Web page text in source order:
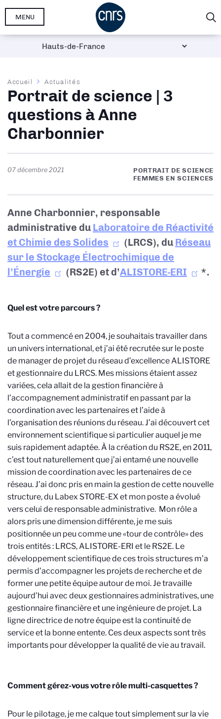
Aller
MENU
Fil
d'Ariane
Accueil Actualités
Portrait de science | 3
questions à Anne
Charbonnier
07 décembre 2021
PORTRAIT DE SCIENCE
FEMMES EN SCIENCES
Anne Charbonnier, responsable
administrative du Laboratoire de Réactivité
et Chimie des Solides
(LRCS), du Réseau
sur le Stockage Électrochimique de
l’Énergie
(RS2E) et d’ALISTORE-ERI *.
Quel est votre parcours ?
Tout a commencé en 2004, je souhaitais travailler dans
un univers international, et j’ai été recrutée sur le poste
de manager de projet du réseau d’excellence ALISTORE
et gestionnaire du LRCS. Mes missions étaient assez
variées, cela allait de la gestion financière à
l’accompagnement administratif en passant par la
coordination avec les partenaires et l’aide à
l’organisation des réunions du réseau. J’ai découvert cet
environnement scientifique si particulier auquel je me
suis rapidement adaptée. À la création du RS2E, en 2011,
c’est tout naturellement que j’ai entamé une nouvelle
mission de coordination avec les partenaires de ce
réseau. J’ai donc pris en main la gestion de cette nouvelle
structure, du Labex STORE-EX et mon poste a évolué
vers celui de responsable administrative. Mon rôle a
alors pris une dimension différente, je me suis
positionnée un peu comme une «tour de contrôle» des
trois entités : LRCS, ALISTORE-ERI et le RS2E. Le
développement scientifique de ces trois structures m’a
permis d’accompagner les projets de recherche et de
former une petite équipe autour de moi. Je travaille
aujourd’hui avec deux gestionnaires administratives, une
gestionnaire financière et une ingénieure de projet. La
ligne directrice de notre équipe est la continuité de
service et la bonne entente. Ces deux aspects sont très
importants pour développer la qualité de vie au travail.
Comment gérez-vous votre rôle multi-casquettes ?
Pour le pilotage, je me calque tout simplement sur la vie